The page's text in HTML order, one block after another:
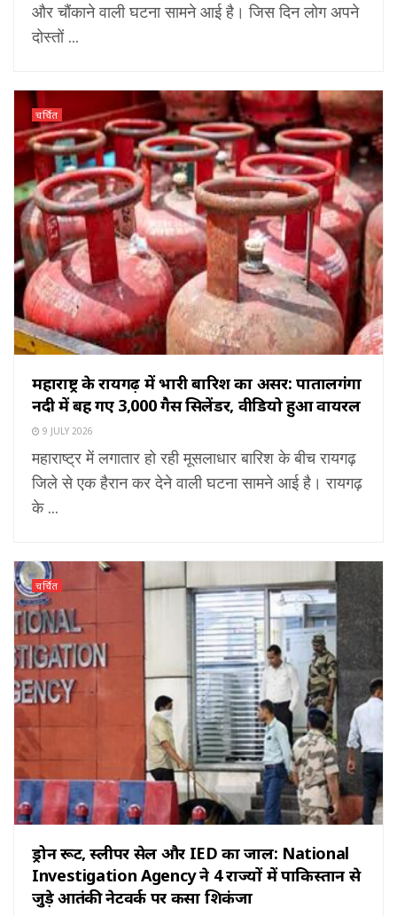
और चौंकाने वाली घटना सामने आई है। जिस दिन लोग अपने
दोस्तों ...
चर्चित
महाराष्ट्र के रायगढ़ में भारी बारिश का असर: पातालगंगा
नदी में बह गए 3,000 गैस सिलेंडर, वीडियो हुआ वायरल
9 JULY 2026
महाराष्ट्र में लगातार हो रही मूसलाधार बारिश के बीच रायगढ़
जिले से एक हैरान कर देने वाली घटना सामने आई है। रायगढ़
के ...
चर्चित
ड्रोन रूट, स्लीपर सेल और IED का जाल: National
Investigation Agency ने 4 राज्यों में पाकिस्तान से
जुड़े आतंकी नेटवर्क पर कसा शिकंजा